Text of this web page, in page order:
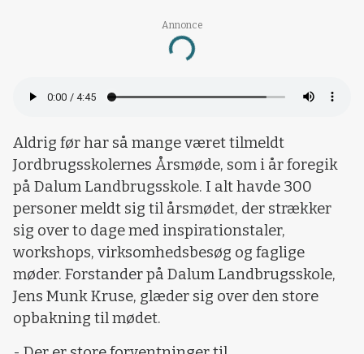
Annonce
Loading...
Aldrig før har så mange været tilmeldt
Jordbrugsskolernes Årsmøde, som i år foregik
på Dalum Landbrugsskole. I alt havde 300
personer meldt sig til årsmødet, der strækker
sig over to dage med inspirationstaler,
workshops, virksomhedsbesøg og faglige
møder. Forstander på Dalum Landbrugsskole,
Jens Munk Kruse, glæder sig over den store
opbakning til mødet.